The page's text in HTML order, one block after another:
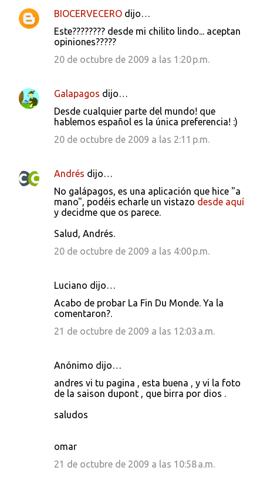
BIOCERVECERO dijo…
Este???????? desde mi chilito lindo... aceptan
opiniones?????
20 de octubre de 2009 a las 1:20 p.m.
Galapagos dijo…
Desde cualquier parte del mundo! que
hablemos español es la única preferencia! :)
20 de octubre de 2009 a las 2:11 p.m.
Andrés dijo…
No galápagos, es una aplicación que hice "a
mano", podéis echarle un vistazo desde aquí
y decidme que os parece.
Salud, Andrés.
20 de octubre de 2009 a las 4:00 p.m.
Luciano dijo…
Acabo de probar La Fin Du Monde. Ya la
comentaron?.
21 de octubre de 2009 a las 12:03 a.m.
Anónimo dijo…
andres vi tu pagina , esta buena , y vi la foto
de la saison dupont , que birra por dios .
saludos
omar
21 de octubre de 2009 a las 10:58 a.m.